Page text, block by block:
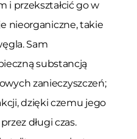
i przekształcić go w
nieorganiczne, takie
Sam
substancją
zanieczyszczeń;
dzięki czemu jego
długi czas.